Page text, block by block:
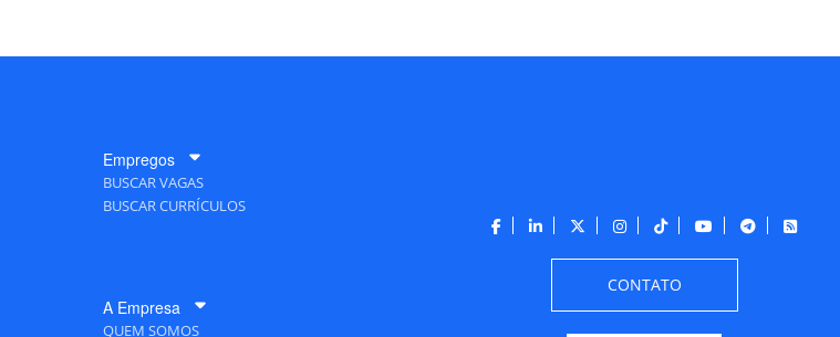
Empregos
BUSCAR VAGAS
BUSCAR CURRÍCULOS
A Empresa
QUEM SOMOS
CONTATO